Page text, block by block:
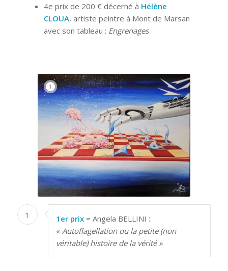
4e prix de 200 € décerné à Hélène
CLOUA, artiste peintre à Mont de Marsan
avec son tableau : Engrenages
1
1 1er prix= Angela BELLINI :
« Autoflagellation ou la petite (non
véritable) histoire de la vérité »